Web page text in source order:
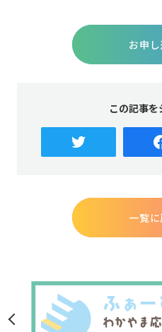
お申
この記事
一覧に